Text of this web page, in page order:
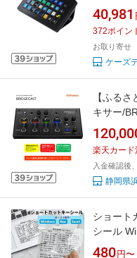
40,981
372ポイン
お取り寄せ
ケーズ
【ふる
キサー/
島】 雑
楽天カー
入金確認後
静岡県
ショート
シール
ウズ エ
480 円〜